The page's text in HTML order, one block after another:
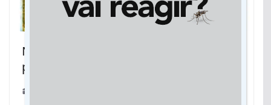
Nova CNH começará ser emitida a
partir desta quarta-feira